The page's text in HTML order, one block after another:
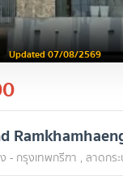
Updated 07/08/2569
- กรุงเทพกรีฑา , ลาดกร